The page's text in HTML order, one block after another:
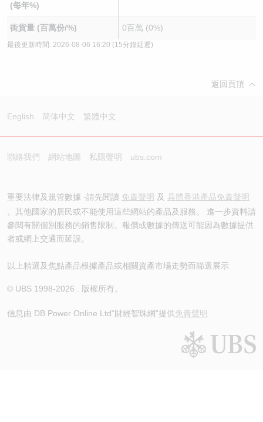
(每年%)
街貨量 (百萬份/%) 0百萬 (0%)
最後更新時間: 2026-08-06 16:20 (15分鐘延遲)
返回頁頂
English 简体中文 繁體中文
聯絡我們 網站地圖 私隱聲明 ubs.com
重要法律及規管數據 -請先閱讀 免責聲明 及 具體香港產品免責聲明
。其他國家的居民或不能使用這些網站的產品及服務。 進一步資料請
參閱有關個別服務的銷售限制。報價或數據的傳送可能因為數據提供
者或網上交通而延誤。
以上精選及焦點產品根據產品或相關資產市場走勢而篩選展示
© UBS 1998-2026 . 版權所有。
信息由 DB Power Online Ltd“財經智珠網”提供免責聲明